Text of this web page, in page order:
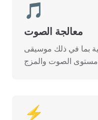
🎵
معالجة الصوت
بما في ذلك موسيقى
الصوت والمزج
⚡